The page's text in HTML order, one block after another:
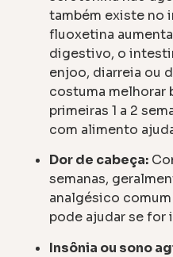
também existe no
fluoxetina
digestivo, o
enjoo, diarreia ou
costuma melhorar
primeiras 1 a 2
com alimento
Dor de cabeça:
semanas,
analgésico
pode ajudar se for
Insônia ou sono